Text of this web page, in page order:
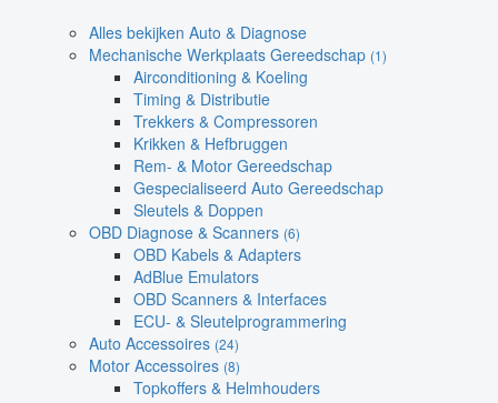
Alles bekijken Auto & Diagnose
Mechanische Werkplaats Gereedschap (1)
Airconditioning & Koeling
Timing & Distributie
Trekkers & Compressoren
Krikken & Hefbruggen
Rem- & Motor Gereedschap
Gespecialiseerd Auto Gereedschap
Sleutels & Doppen
OBD Diagnose & Scanners (6)
OBD Kabels & Adapters
AdBlue Emulators
OBD Scanners & Interfaces
ECU- & Sleutelprogrammering
Auto Accessoires (24)
Motor Accessoires (8)
Topkoffers & Helmhouders